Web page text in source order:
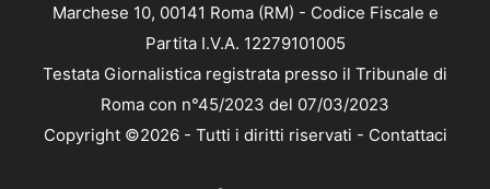
Marchese 10, 00141 Roma (RM) - Codice Fiscale e
Partita I.V.A. 12279101005
Testata Giornalistica registrata presso il Tribunale di
Roma con n°45/2023 del 07/03/2023
Copyright ©2026 - Tutti i diritti riservati - Contattaci